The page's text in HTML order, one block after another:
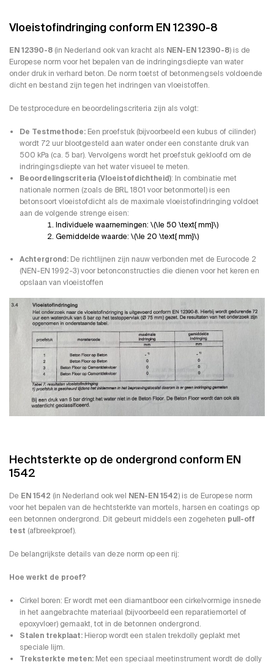
Vloeistofindringing conform EN 12390-8
EN 12390-8 (in Nederland ook van kracht als NEN-EN 12390-8) is de
Europese norm voor het bepalen van de indringingsdiepte van water
onder druk in verhard beton. De norm toetst of betonmengsels voldoende
dicht en bestand zijn tegen het indringen van vloeistoffen.
De testprocedure en beoordelingscriteria zijn als volgt:
De Testmethode: Een proefstuk (bijvoorbeeld een kubus of cilinder)
wordt 72 uur blootgesteld aan water onder een constante druk van
500 kPa (ca. 5 bar). Vervolgens wordt het proefstuk gekloofd om de
indringingsdiepte van het water visueel te meten.
Beoordelingscriteria (Vloeistofdichtheid): In combinatie met
nationale normen (zoals de BRL 1801 voor betonmortel) is een
betonsoort vloeistofdicht als de maximale vloeistofindringing voldoet
aan de volgende strenge eisen:
Individuele waarnemingen: \(\le 50 \text{ mm}\)
Gemiddelde waarde: \(\le 20 \text{ mm}\)
Achtergrond: De richtlijnen zijn nauw verbonden met de Eurocode 2
(NEN-EN 1992-3) voor betonconstructies die dienen voor het keren en
opslaan van vloeistoffen
Hechtsterkte op de ondergrond conform EN
1542
De EN 1542 (in Nederland ook wel NEN-EN 1542) is de Europese norm
voor het bepalen van de hechtsterkte van mortels, harsen en coatings op
een betonnen ondergrond. Dit gebeurt middels een zogeheten pull-off
test (afbreekproef).
De belangrijkste details van deze norm op een rij:
Hoe werkt de proef?
Cirkel boren: Er wordt met een diamantboor een cirkelvormige insnede
in het aangebrachte materiaal (bijvoorbeeld een reparatiemortel of
epoxyvloer) gemaakt, tot in de betonnen ondergrond.
Stalen trekplaat: Hierop wordt een stalen trekdolly geplakt met
speciale lijm.
Treksterkte meten: Met een speciaal meetinstrument wordt de dolly